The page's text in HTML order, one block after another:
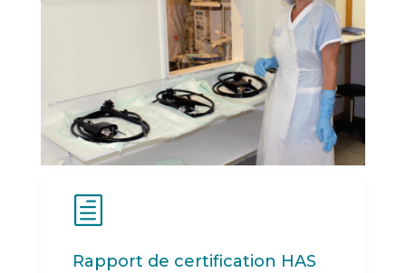
h
Rapport de certification HAS